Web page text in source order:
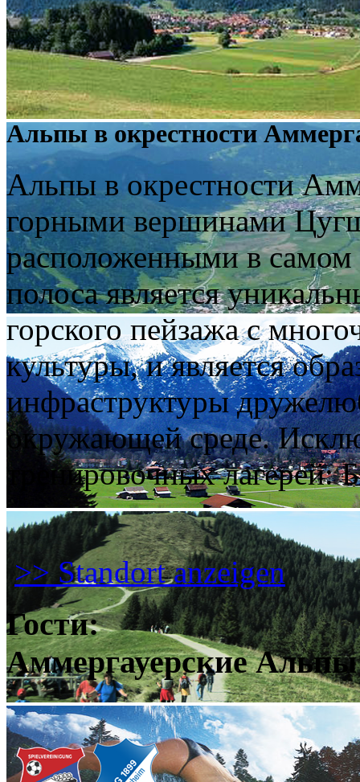
Альпы в окрестности
Альпы в окрестности
горными вершинами
расположенными в самом
полоса является
горского пейзажа с
культуры, и является
инфраструктуры
окружающей среде.
тренировочных лагерей:
>> Standort anzeigen
Гости:
Аммергауерские Альпы